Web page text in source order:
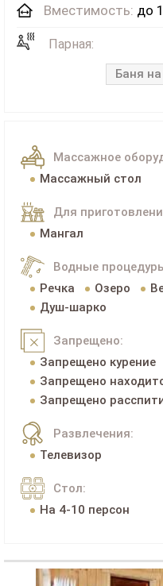
Вместимость: до
Парная:
Баня
Массажное
Массажный стол
Для
Мангал
Водные
Речка
Озеро
Душ-шарко
Запрещено:
Запрещено курение
Запрещено
Запрещено
Развлечения:
Телевизор
Стол:
На 4-10 персон